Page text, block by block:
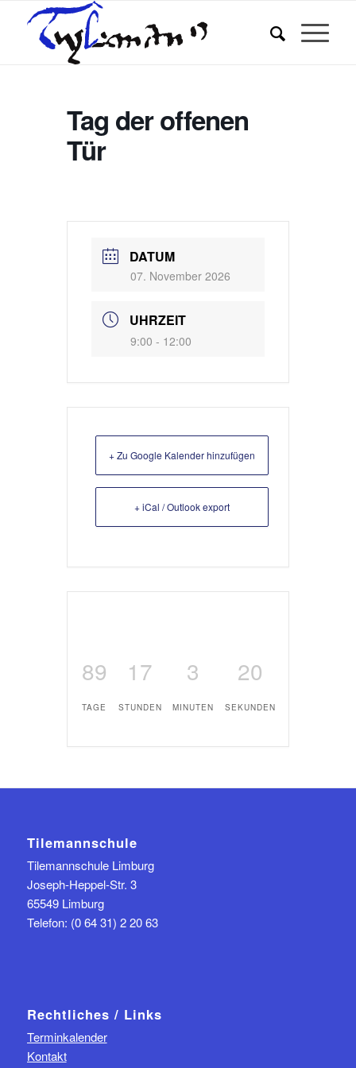
Tag der offenen
Tür
DATUM
07. November 2026
UHRZEIT
9:00 - 12:00
+ Zu Google Kalender hinzufügen
+ iCal / Outlook export
89
TAGE
17
STUNDEN
3
MINUTEN
20
SEKUNDEN
Tilemannschule
Tilemannschule Limburg
Joseph-Heppel-Str. 3
65549 Limburg
Telefon: (0 64 31) 2 20 63
Rechtliches / Links
Terminkalender
Kontakt